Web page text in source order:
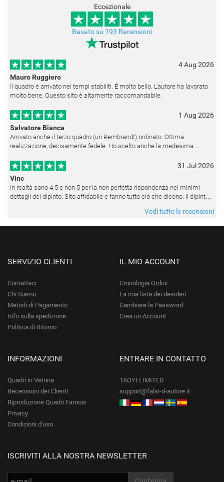
Eccezionale
Basato su 193 Recensioni
4 Aug 2026
Mauro Ruggiero
Il quadro è arrivato nei tempi stabiliti. É molto bello. L'autore ha lavorato
molto bene. Questo sito è altamente raccomandabile.
1 Aug 2026
Salvatore Bianca
Arrivato anche il terzo quadro (un Rembrandt) ordinato. Ottima
realizzazione, decisamente fedele. Ho scelto anche la medesima
appesi
31 Jul 2026
Vinc
In realtà sono 4.5 e non 5 per la non perfetta rispondenza nei minimi
dettagli del dipinto. Sito affidabile e fanno tutto ciò che dicono. Il dipinto,
Vedi tutte le recensioni
SERVIZIO CLIENTI
Contattaci
Chi Siamo
Metodi di Pagamento
Info sulla spedizione
Politica di Ritorno
IL MIO ACCOUNT
Cronologia Ordini
La mia lista dei desideri
Cambiare la Password
Crea un Account
INFORMAZIONI
Quadri in Vetrina
Recensioni dei Clienti
Riproduzione Quadri Famosi
Privacy
Condizioni d'uso
ENTRARE IN CONTATTO
TAOYI LIMITED
support@falsi-d-autore.it
ISCRIVITI ALLA NOSTRA NEWSLETTER